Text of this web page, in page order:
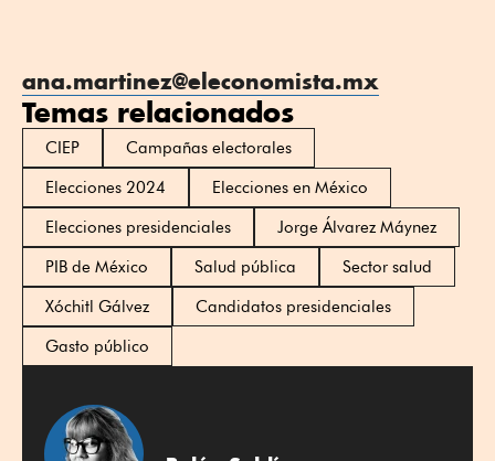
ana.martinez@eleconomista.mx
Temas relacionados
CIEP
Campañas electorales
Elecciones 2024
Elecciones en México
Elecciones presidenciales
Jorge Álvarez Máynez
PIB de México
Salud pública
Sector salud
Xóchitl Gálvez
Candidatos presidenciales
Gasto público